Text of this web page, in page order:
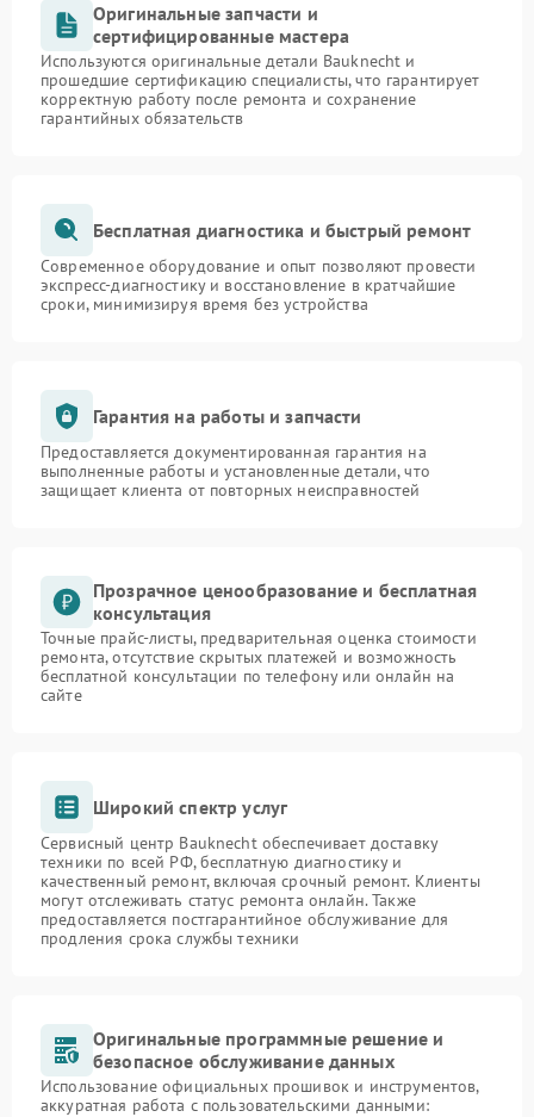
Оригинальные запчасти и
сертифицированные мастера
Используются оригинальные детали Bauknecht и
прошедшие сертификацию специалисты, что гарантирует
корректную работу после ремонта и сохранение
гарантийных обязательств
Бесплатная диагностика и быстрый ремонт
Современное оборудование и опыт позволяют провести
экспресс-диагностику и восстановление в кратчайшие
сроки, минимизируя время без устройства
Гарантия на работы и запчасти
Предоставляется документированная гарантия на
выполненные работы и установленные детали, что
защищает клиента от повторных неисправностей
Прозрачное ценообразование и бесплатная
консультация
Точные прайс-листы, предварительная оценка стоимости
ремонта, отсутствие скрытых платежей и возможность
бесплатной консультации по телефону или онлайн на
сайте
Широкий спектр услуг
Сервисный центр Bauknecht обеспечивает доставку
техники по всей РФ, бесплатную диагностику и
качественный ремонт, включая срочный ремонт. Клиенты
могут отслеживать статус ремонта онлайн. Также
предоставляется постгарантийное обслуживание для
продления срока службы техники
Оригинальные программные решение и
безопасное обслуживание данных
Использование официальных прошивок и инструментов,
аккуратная работа с пользовательскими данными: